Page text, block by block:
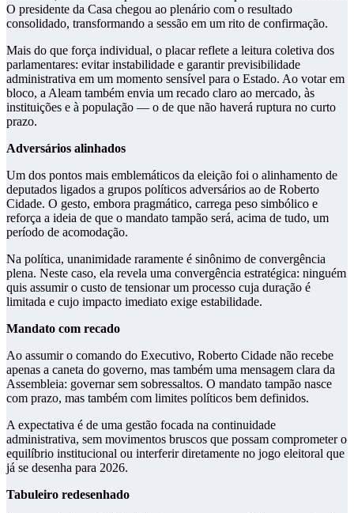
O presidente da Casa chegou ao plenário com o resultado
consolidado, transformando a sessão em um rito de confirmação.
Mais do que força individual, o placar reflete a leitura coletiva dos
parlamentares: evitar instabilidade e garantir previsibilidade
administrativa em um momento sensível para o Estado. Ao votar em
bloco, a Aleam também envia um recado claro ao mercado, às
instituições e à população — o de que não haverá ruptura no curto
prazo.
Adversários alinhados
Um dos pontos mais emblemáticos da eleição foi o alinhamento de
deputados ligados a grupos políticos adversários ao de Roberto
Cidade. O gesto, embora pragmático, carrega peso simbólico e
reforça a ideia de que o mandato tampão será, acima de tudo, um
período de acomodação.
Na política, unanimidade raramente é sinônimo de convergência
plena. Neste caso, ela revela uma convergência estratégica: ninguém
quis assumir o custo de tensionar um processo cuja duração é
limitada e cujo impacto imediato exige estabilidade.
Mandato com recado
Ao assumir o comando do Executivo, Roberto Cidade não recebe
apenas a caneta do governo, mas também uma mensagem clara da
Assembleia: governar sem sobressaltos. O mandato tampão nasce
com prazo, mas também com limites políticos bem definidos.
A expectativa é de uma gestão focada na continuidade
administrativa, sem movimentos bruscos que possam comprometer o
equilíbrio institucional ou interferir diretamente no jogo eleitoral que
já se desenha para 2026.
Tabuleiro redesenhado